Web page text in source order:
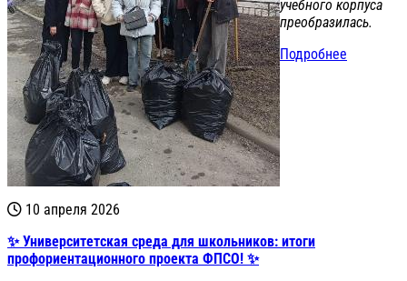
учебного корпуса
преобразилась.
Подробнее
10 апреля 2026
✨ Университетская среда для школьников: итоги
профориентационного проекта ФПСО! ✨